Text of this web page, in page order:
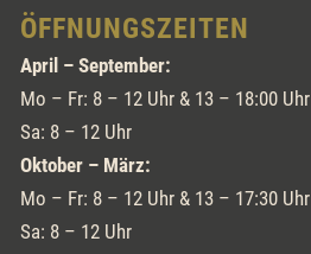
ÖFFNUNGSZEITEN
April – September:
Mo – Fr: 8 – 12 Uhr & 13 – 18:00 Uhr
Sa: 8 – 12 Uhr
Oktober – März:
Mo – Fr: 8 – 12 Uhr & 13 – 17:30 Uhr
Sa: 8 – 12 Uhr